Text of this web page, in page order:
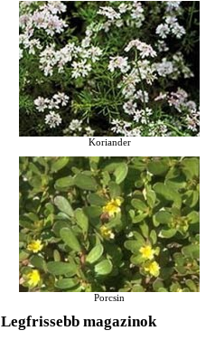
Koriander
Porcsin
Legfrissebb magazinok